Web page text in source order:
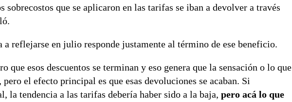
sobrecostos que se aplicaron en las tarifas se iban a devolver a través
reflejarse en julio responde justamente al término de ese beneficio.
que esos descuentos se terminan y eso genera que la sensación o lo que
el efecto principal es que esas devoluciones se acaban. Si
la tendencia a las tarifas debería haber sido a la baja, pero acá lo que